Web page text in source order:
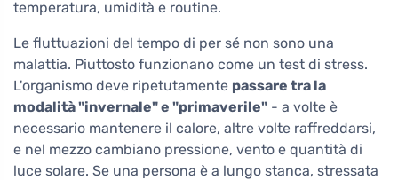
temperatura, umidità e routine.
Le fluttuazioni del tempo di per sé non sono una
malattia. Piuttosto funzionano come un test di stress.
L'organismo deve ripetutamente passare tra la
modalità "invernale" e "primaverile" - a volte è
necessario mantenere il calore, altre volte raffreddarsi,
e nel mezzo cambiano pressione, vento e quantità di
luce solare. Se una persona è a lungo stanca, stressata